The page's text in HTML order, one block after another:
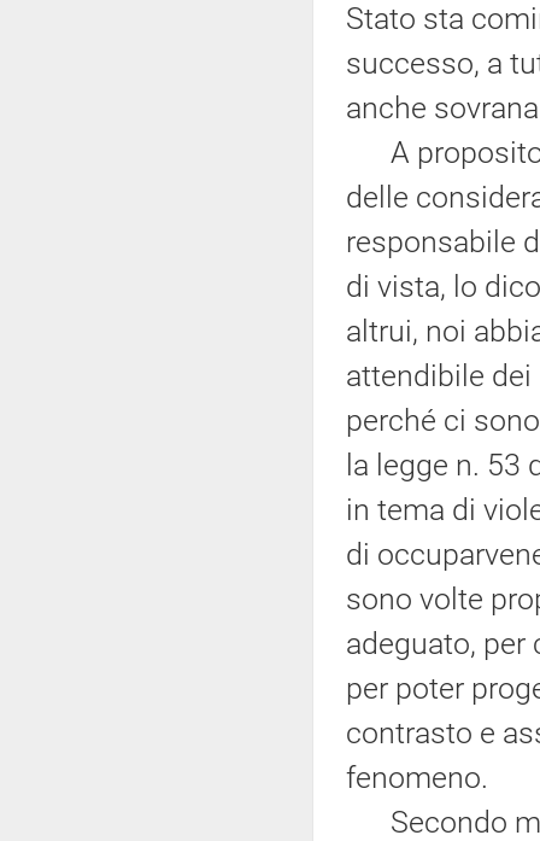
Stato sta
successo, a
anche
A proposito
delle
responsabile
di vista, lo
altrui, noi
attendibile
perché ci
la legge n.
in tema di
di
sono volte
adeguato, per
per poter
contrasto e
fenomeno.
Secondo